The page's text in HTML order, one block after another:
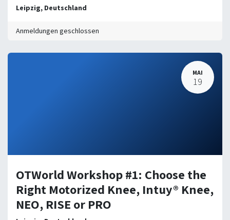
Leipzig, Deutschland
Anmeldungen geschlossen
MAI
19
OTWorld Workshop #1: Choose the
Right Motorized Knee, Intuy® Knee,
NEO, RISE or PRO